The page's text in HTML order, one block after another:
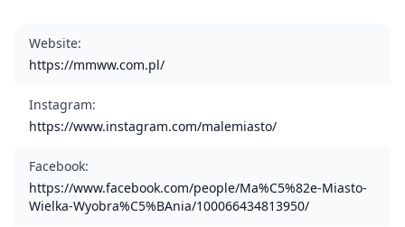
Website:
https://mmww.com.pl/
Instagram:
https://www.instagram.com/malemiasto/
Facebook:
https://www.facebook.com/people/Ma%C5%82e-Miasto-
Wielka-Wyobra%C5%BAnia/100066434813950/